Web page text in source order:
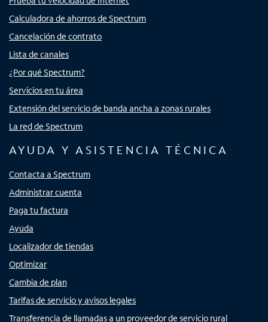
Calculadora de ahorros de Spectrum
Cancelación de contrato
Lista de canales
¿Por qué Spectrum?
Servicios en tu área
Extensión del servicio de banda ancha a zonas rurales
La red de Spectrum
AYUDA Y ASISTENCIA TÉCNICA
Contacta a Spectrum
Administrar cuenta
Paga tu factura
Ayuda
Localizador de tiendas
Optimizar
Cambia de plan
Tarifas de servicio y avisos legales
Transferencia de llamadas a un proveedor de servicio rural